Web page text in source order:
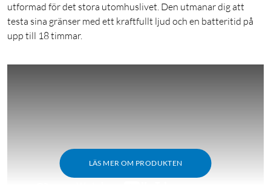
utformad för det stora utomhuslivet. Den utmanar dig att
testa sina gränser med ett kraftfullt ljud och en batteritid på
upp till 18 timmar.
LÄS MER OM PRODUKTEN